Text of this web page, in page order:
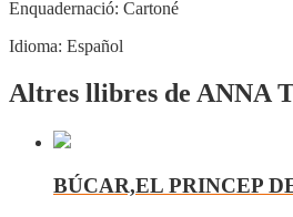
Enquadernació: Cartoné
Idioma: Español
Altres llibres de ANNA
BÚCAR,EL PRINCEP